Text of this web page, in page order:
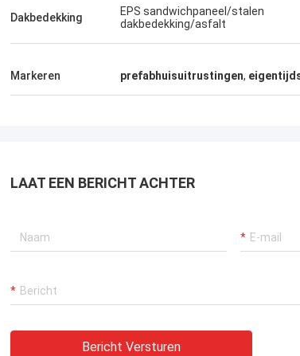
Ik adviseer hoogst David van Diepe Blauwe
oplossingen die overal in de wereld kunnen
Het
ernstig
Dakbedekking
EPS sandwichpaneel/stalen
dakbedekking/asfalt
Markeren prefabhuisuitrustingen,
LAAT EEN BERICHT ACHTER
Bericht Versturen